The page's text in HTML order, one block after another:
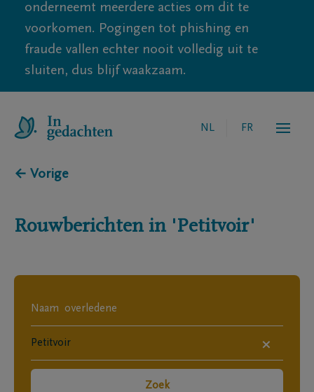
onderneemt meerdere acties om dit te
voorkomen. Pogingen tot phishing en
fraude vallen echter nooit volledig uit te
sluiten, dus blijf waakzaam.
NL FR
← Vorige
Rouwberichten in 'Petitvoir'
×
Zoek